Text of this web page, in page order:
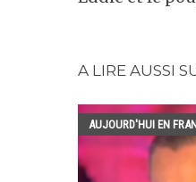
A LIRE AUSSI
AUJOURD'HUI EN